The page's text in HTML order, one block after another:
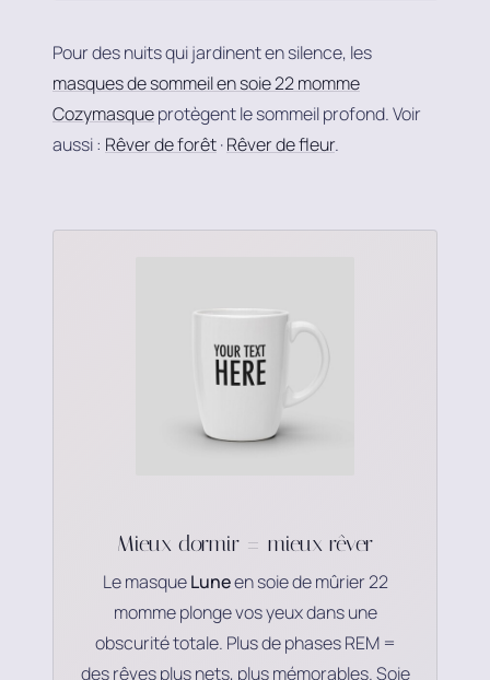
Pour des nuits qui jardinent en silence, les
masques de sommeil en soie 22 momme
Cozymasqueprotègent le sommeil profond. Voir
aussi : Rêver de forêt·Rêver de fleur.
Mieux dormir = mieux rêver
Le masqueLuneen soie de mûrier 22
momme plonge vos yeux dans une
obscurité totale. Plus de phases REM =
des rêves plus nets, plus mémorables. Soie